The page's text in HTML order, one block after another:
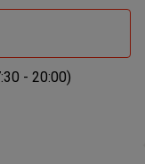
- 20:00)